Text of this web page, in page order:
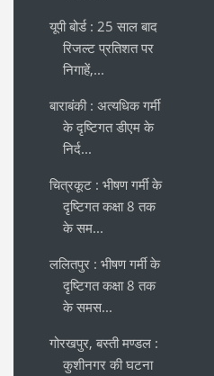
यूपी बोर्ड : 25 साल बाद
रिजल्ट प्रतिशत पर
निगाहें,...
बाराबंकी : अत्यधिक गर्मी
के दृष्टिगत डीएम के
निर्द...
चित्रकूट : भीषण गर्मी के
दृष्टिगत कक्षा 8 तक
के सम...
ललितपुर : भीषण गर्मी के
दृष्टिगत कक्षा 8 तक
के समस...
गोरखपुर, बस्ती मण्डल :
कुशीनगर की घटना